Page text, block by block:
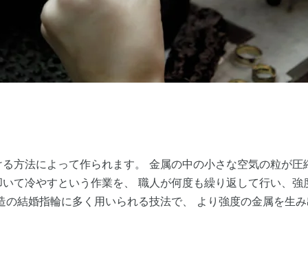
方法によって作られます。 金属の中の小さな空気の粒が
て冷やすという作業を、 職人が何度も繰り返して行い、
結婚指輪に多く用いられる技法で、 より強度の金属を生